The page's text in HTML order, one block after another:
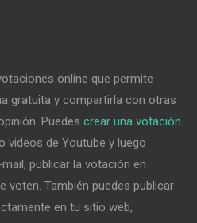
online que permite
gratuita y compartirla con otras
Puedescrear una votación
videos de Youtube y luego
publicar la votación en
voten. También puedes publicar
en tu sitio web,